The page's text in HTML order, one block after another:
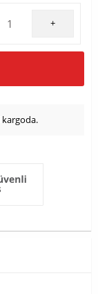
+
kargoda.